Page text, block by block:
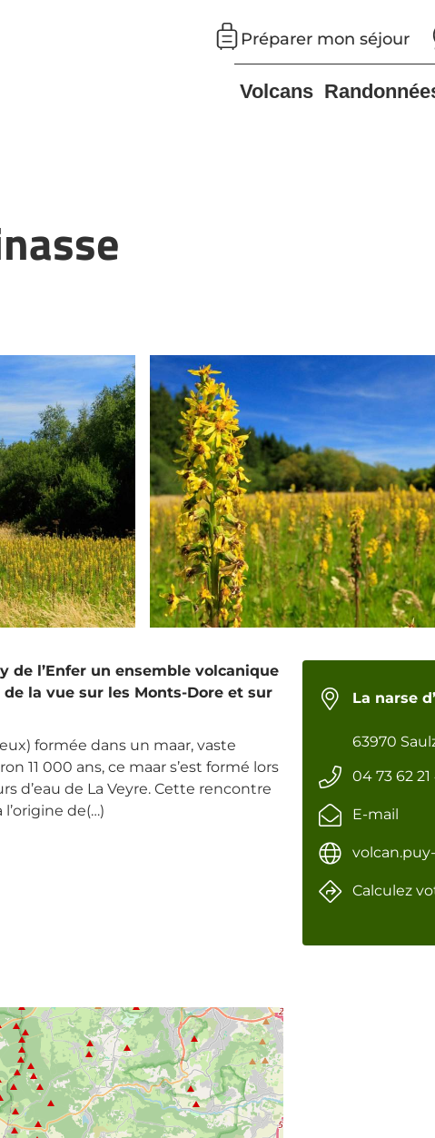
Préparer mon séjour
Volcans
de l’Enfer un ensemble volcanique
la vue sur les Monts-Dore et sur
formée dans un maar, vaste
11 000 ans, ce maar s’est formé lors
d’eau de La Veyre. Cette rencontre
de(…)
La narse
63970
04 73 62
E-mail
Calculez